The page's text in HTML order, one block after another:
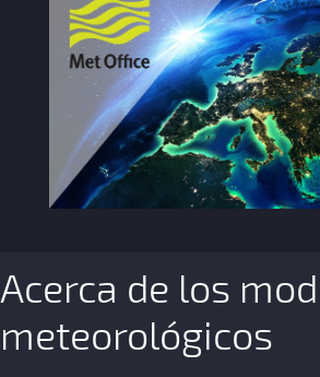
Acerca de los
meteorológicos